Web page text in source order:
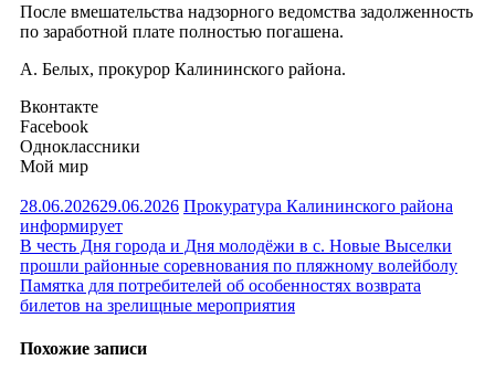
После вмешательства надзорного ведомства задолженность
по заработной плате полностью погашена.
А. Белых, прокурор Калининского района.
Вконтакте
Facebook
Одноклассники
Мой мир
28.06.202629.06.2026 Прокуратура Калининского района
информирует
Навигация
по
записям
В честь Дня города и Дня молодёжи в с. Новые Выселки
прошли районные соревнования по пляжному волейболу
Памятка для потребителей об особенностях возврата
билетов на зрелищные мероприятия
Похожие записи